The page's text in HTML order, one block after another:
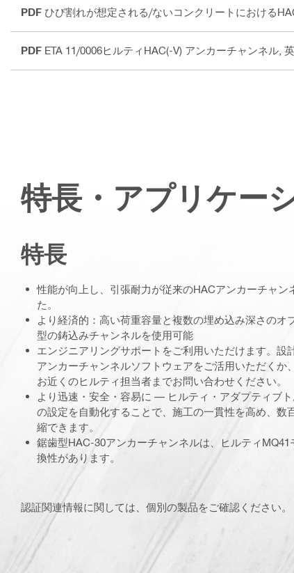
PDF ひび割れが想定される/ないコンクリートにおける
PDF ETA 11/0006ヒルティHAC(-V) アンカーチャンネル ,
特長・アプリケー
特長
性能が向上し、引張耐力が従来のHACアンカーチャン
た。
より経済的：高い荷重容量と複数の埋め込み深さのオ
型の鋳込みチャンネルを使用可能
エンジニアリングサポートをご利用いただけます。設
アンカーチャンネルソフトウェアをご活用いただくか
お近くのヒルティ担当者までお問い合わせください。
より迅速・安全・容易に ― ヒルティ・アダプティブ
の設定を自動化することで、施工の一貫性を高め、数
縮できます。
鋸歯型HAC-30アンカーチャンネルは、ヒルティ
換性があります。
認証関連情報に関しては、個別の製品をご確認ください。